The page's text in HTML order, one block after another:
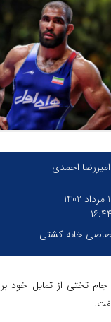
امیررضا احمدی
۱۶:۴۴
خانه کشتی
جام تختی از تمایل خود